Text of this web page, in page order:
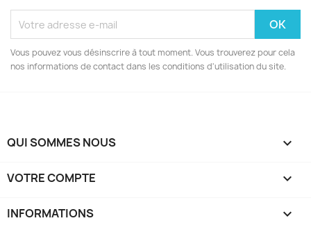
Vous pouvez vous désinscrire à tout moment. Vous trouverez pour cela
nos informations de contact dans les conditions d'utilisation du site.
QUI SOMMES NOUS 
VOTRE COMPTE 
INFORMATIONS keyboard_arrow_down